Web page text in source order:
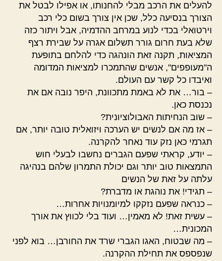
להעלים את הרכב מבלי להחנותו, או אפילו לבטל את
הצורך בנסיעה כלל, שכן אין צורך בשום כלי רכב
וירטואלי בכדי לנוע במרחב ההדמיה, אבל ויתור כזה
שלא בעת חרום גורר תשלום אגרה על שבירת רצף
המציאות, תקנה זאת הונהגה כדי להלחם בתופעת
ה"מעופפים", אנשים שהתמכרו למציאות המדומה
ואיבדו כל קשר עם העולם.
– בור… את לא באמת מתכוונת, היפר נובה אם את
נכנסת כאן.
– שוב הנחיתות האבולוציונית?
– אז מה אם לנשים יש הערכה ויזואלית טובה יותר, אם
תגרמי כאן נזק עוד נאחר להקרנה.
– יודע, קראתי שפעם הגברים נחשבו לבעלי חוש
התמצאות טוב יותר וגם יכולת התמרון שלהם בנהיגה
עלתה על זאת של הנשים
– תגידי! את נוהגת או מדברת?
– כנראה שפעם נזקקו למיומנויות אחרות…
– עשית זאת! לא מאמין… ועוד בלי לכווץ את אורך
המכונית…
– מה שבטוח, האגו הגברי שרד את החורבן… בוא לפני
שנפספס את תחילת ההקרנה.